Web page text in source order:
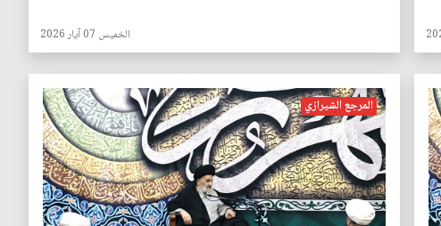
الخميس 07 آيار 2026
المرجع الشيرازي